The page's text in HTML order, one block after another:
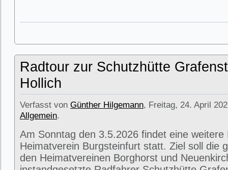
Radtour zur Schutzhütte
Hollich
Verfasst von Günther Hilgemann, Freitag, 24. April
Allgemein.
Am Sonntag den 3.5.2026 findet eine weitere
Heimatverein Burgsteinfurt statt. Ziel soll die
den Heimatvereinen Borghorst und